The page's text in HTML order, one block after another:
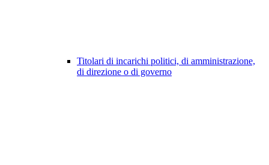
Titolari di incarichi politici, di amministrazione,
di direzione o di governo